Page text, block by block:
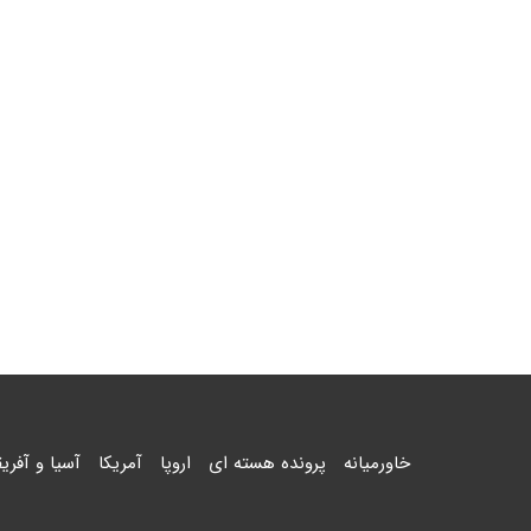
خاورمیانه پرونده هسته ای اروپا آمریکا آسیا و